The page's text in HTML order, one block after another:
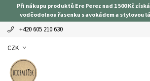
Při nákupu produktů Ere Perez nad 1 500 Kč
voděodolnou řasenku s avokádem a stylovou
+420 605 210 630
CZK